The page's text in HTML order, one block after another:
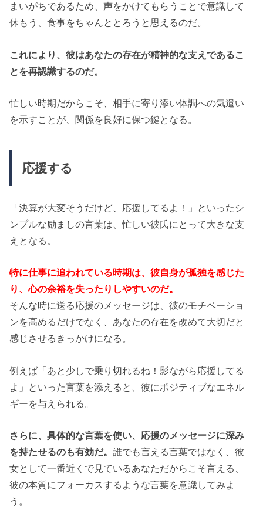
まいがちであるため、声をかけてもらうことで意識して
休もう、食事をちゃんととろうと思えるのだ。
これにより、彼はあなたの存在が精神的な支えであるこ
とを再認識するのだ。
忙しい時期だからこそ、相手に寄り添い体調への気遣い
を示すことが、関係を良好に保つ鍵となる。
応援する
「決算が大変そうだけど、応援してるよ！」といったシ
ンプルな励ましの言葉は、忙しい彼氏にとって大きな支
えとなる。
特に仕事に追われている時期は、彼自身が孤独を感じた
り、心の余裕を失ったりしやすいのだ。
そんな時に送る応援のメッセージは、彼のモチベーショ
ンを高めるだけでなく、あなたの存在を改めて大切だと
感じさせるきっかけになる。
例えば「あと少しで乗り切れるね！影ながら応援してる
よ」といった言葉を添えると、彼にポジティブなエネル
ギーを与えられる。
さらに、具体的な言葉を使い、応援のメッセージに深み
を持たせるのも有効だ。誰でも言える言葉ではなく、彼
女として一番近くで見ているあなただからこそ言える、
彼の本質にフォーカスするような言葉を意識してみよ
う。